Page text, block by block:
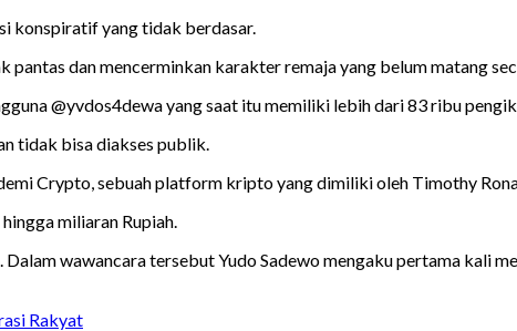
konspiratif yang tidak berdasar.
dan mencerminkan karakter remaja yang belum matang
@yvdos4dewa yang saat itu memiliki lebih dari 83 ribu
tidak bisa diakses publik.
Crypto, sebuah platform kripto yang dimiliki oleh Timothy
miliaran Rupiah.
wawancara tersebut Yudo Sadewo mengaku pertama kali
Rakyat